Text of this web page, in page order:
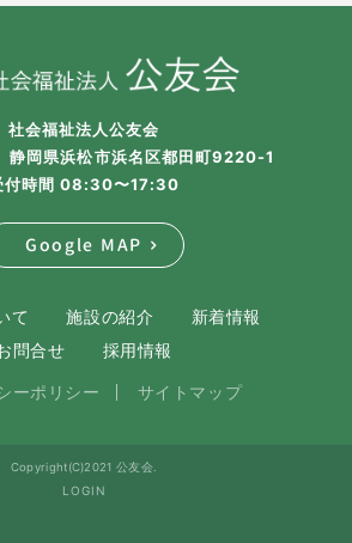
社会福祉法人公友会
岡県浜松市浜名区都田町9220-1
付時間 08:30〜17:30
Google MAP
て 施設の紹介
新着情報
問合せ
採用情報
ーポリシー サイトマップ
Copyright(C)2021 公友会.
LOGIN